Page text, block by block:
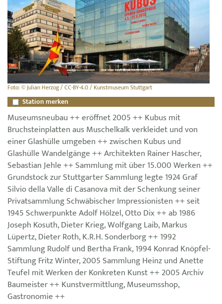
Foto: © Julian Herzog / CC-BY-4.0 / Kunstmuseum Stuttgart
Station merken
Museumsneubau ++ eröffnet 2005 ++ Kubus mit
Bruchsteinplatten aus Muschelkalk verkleidet und von
einer Glashülle umgeben ++ zwischen Kubus und
Glashülle Wandelgänge ++ Architekten Rainer Hascher,
Sebastian Jehle ++ Sammlung mit über 15.000 Werken ++
Grundstock zur Stuttgarter Sammlung legte 1924 Graf
Silvio della Valle di Casanova mit der Schenkung seiner
Privatsammlung Schwäbischer Impressionisten ++ seit
1945 Schwerpunkte Adolf Hölzel, Otto Dix ++ ab 1986
Joseph Kosuth, Dieter Krieg, Wolfgang Laib, Markus
Lüpertz, Dieter Roth, K.R.H. Sonderborg ++ 1992
Sammlung Rudolf und Bertha Frank, 1994 Konrad Knöpfel-
Stiftung Fritz Winter, 2005 Sammlung Heinz und Anette
Teufel mit Werken der Konkreten Kunst ++ 2005 Archiv
Baumeister ++ Kunstvermittlung, Museumsshop,
Gastronomie ++